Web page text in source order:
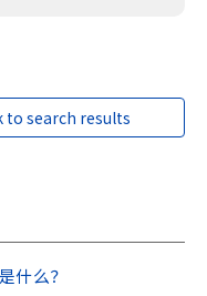
to search results
什么？